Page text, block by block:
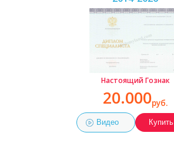
Настоящий Гознак
20.000руб.
Видео Купить